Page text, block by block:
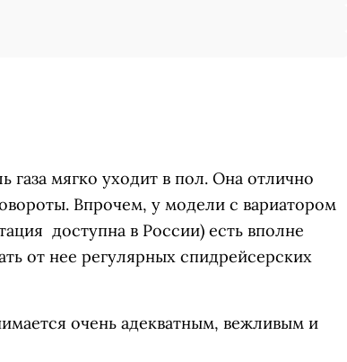
мягко уходит в пол. Она отлично
Впрочем, у модели с вариатором
доступна в России) есть вполне
от нее регулярных спидрейсерских
очень адекватным, вежливым и